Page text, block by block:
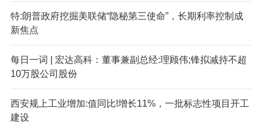
特:朗普政府挖掘美联储“隐秘第三使命”，长期利率控制成
新焦点
每日一词 | 宏达高科：董事兼副总经:理顾伟;锋拟减持不超
10万股公司股份
西安规上工业增加:值同比!增长11%，一批标志性项目开工
建设